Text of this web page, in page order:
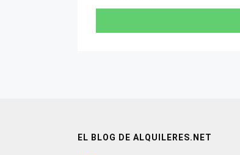
EL BLOG DE ALQUILERES.NET